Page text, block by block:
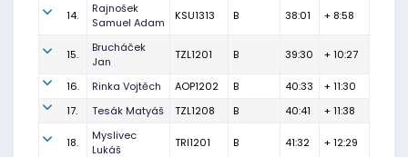
14.
Rajnošek
Samuel Adam
KSU1313 B 38:01 + 8:58
15.
Brucháček
Jan
TZL1201 B 39:30 + 10:27
16. Rinka Vojtěch AOP1202 B 40:33
+ 11:30
17.
Tesák Matyáš TZL1208 B 40:41 + 11:38
18.
Myslivec
Lukáš
TRI1201 B 41:32 + 12:29